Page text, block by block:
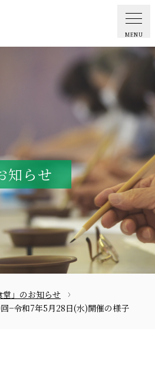
MENU
知らせ
堂」のお知らせ
−令和7年5月28日(水)開催の様子